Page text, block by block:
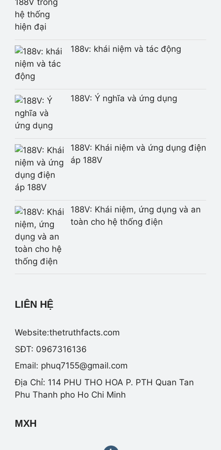
188v: khái niệm và tác động
188V: Ý nghĩa và ứng dụng
188V: Khái niệm và ứng dụng điện
áp 188V
188V: Khái niệm, ứng dụng và an
toàn cho hệ thống điện
LIÊN HỆ
Website:thetruthfacts.com
SĐT: 0967316136
Email: phuq7155@gmail.com
Địa Chỉ: 114 PHU THO HOA P. PTH Quan Tan
Phu Thanh pho Ho Chi Minh
MXH